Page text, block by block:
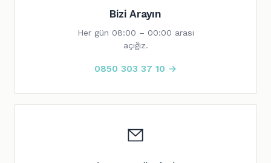
Bizi Arayın
Her gün 08:00 – 00:00 arası
açığız.
0850 303 37 10 →